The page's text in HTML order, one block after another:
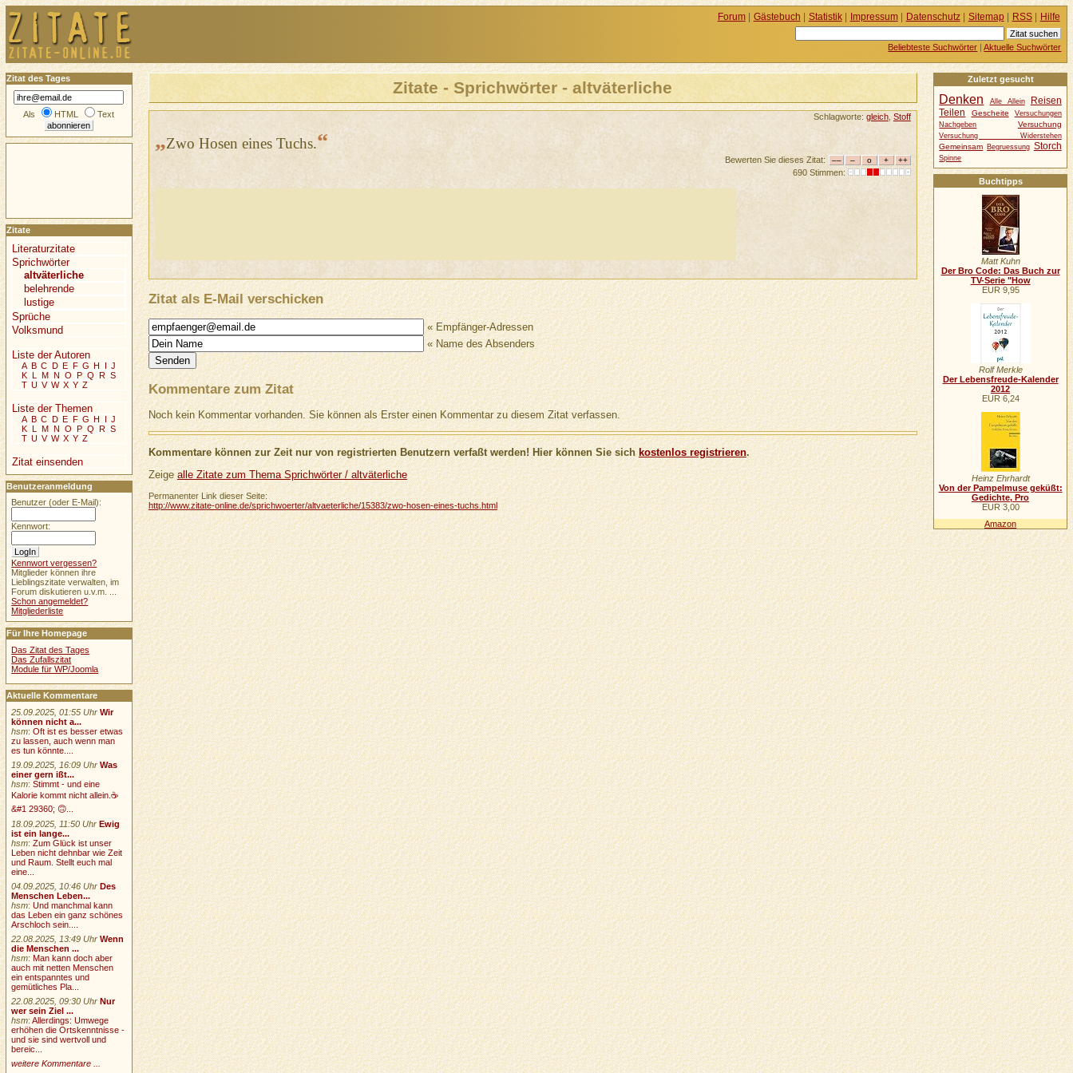
Zitate - Sprichwörter - altväterliche
Schlagworte: gleich, Stoff
„Zwo Hosen eines Tuchs.“
Bewerten Sie dieses Zitat:
690 Stimmen:
Zitat als E-Mail verschicken
« Empfänger-Adressen
« Name des Absenders
Kommentare zum Zitat
Noch kein Kommentar vorhanden. Sie können als Erster einen Kommentar zu diesem Zitat verfassen.
Kommentare können zur Zeit nur von registrierten Benutzern verfaßt werden! Hier können Sie sichkostenlos registrieren.
Zeigealle Zitate zum Thema Sprichwörter / altväterliche
Permanenter Link dieser Seite:
http://www.zitate-online.de/sprichwoerter/altvaeterliche/15383/zwo-hosen-eines-tuchs.html
Zuletzt gesucht
Denken Alle Allein
Reisen
Teilen
Gescheite
Versuchungen
Nachgeben
Versuchung
Versuchung Widerstehen
Gemeinsam Begruessung Storch
Spinne
Buchtipps
Matt Kuhn
Der Bro Code: Das Buch zur
TV-Serie "How
EUR 9,95
Rolf Merkle
Der Lebensfreude-Kalender
2012
EUR 6,24
Heinz Ehrhardt
Von der Pampelmuse geküßt:
Gedichte, Pro
EUR 3,00
Amazon
Zitat des Tages
Als HTML Text
Zitate
Literaturzitate
Sprichwörter
altväterliche
belehrende
lustige
Sprüche
Volksmund
Liste der Autoren
A B C D E F G H I J
K L M N O P Q R S
T U V W X Y Z
Liste der Themen
A B C D E F G H I J
K L M N O P Q R S
T U V W X Y Z
Zitat einsenden
Benutzeranmeldung
Benutzer (oder E-Mail):
Kennwort:
Kennwort vergessen?
Mitglieder können ihre
Lieblingszitate verwalten, im
Forum diskutieren u.v.m. ...
Schon angemeldet?
Mitgliederliste
Für Ihre Homepage
Das Zitat des Tages
Das Zufallszitat
Module für WP/Joomla
Aktuelle Kommentare
25.09.2025, 01:55 Uhr Wir
können nicht a...
hsm:Oft ist es besser etwas
zu lassen, auch wenn man
es tun könnte....
19.09.2025, 16:09 Uhr Was
einer gern ißt...
hsm:Stimmt - und eine
Kalorie kommt nicht allein.☕
&#1 29360; 🙃...
18.09.2025, 11:50 Uhr Ewig
ist ein lange...
hsm:Zum Glück ist unser
Leben nicht dehnbar wie Zeit
und Raum. Stellt euch mal
eine...
04.09.2025, 10:46 Uhr Des
Menschen Leben...
hsm:Und manchmal kann
das Leben ein ganz schönes
Arschloch sein....
22.08.2025, 13:49 Uhr Wenn
die Menschen ...
hsm:Man kann doch aber
auch mit netten Menschen
ein entspanntes und
gemütliches Pla...
22.08.2025, 09:30 Uhr Nur
wer sein Ziel ...
hsm:Allerdings: Umwege
erhöhen die Ortskenntnisse -
und sie sind wertvoll und
bereic...
weitere Kommentare ...
Forum| Gästebuch | Statistik| Impressum| Datenschutz| Sitemap| RSS| Hilfe
Beliebteste Suchwörter |Aktuelle Suchwörter